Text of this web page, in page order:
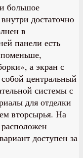
большое
достаточно
в
панели есть
а экран с
центральный
системы с
для отделки
вторсырья. На
доступен за